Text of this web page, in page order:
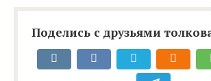
Поделись с друзьями